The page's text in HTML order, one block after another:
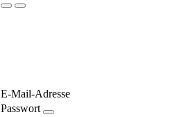
E-Mail-Adresse
Passwort